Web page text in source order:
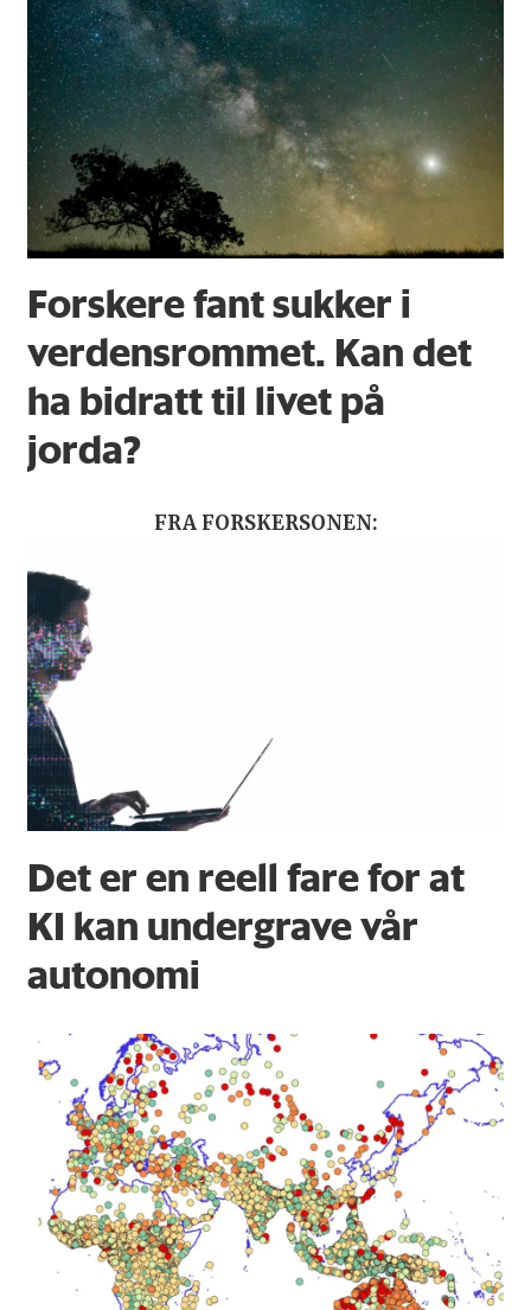
Forskere fant sukker i
verdensrommet. Kan det
ha bidratt til livet på
jorda?
FRA FORSKERSONEN:
Det er en reell fare for at
KI kan undergrave vår
autonomi